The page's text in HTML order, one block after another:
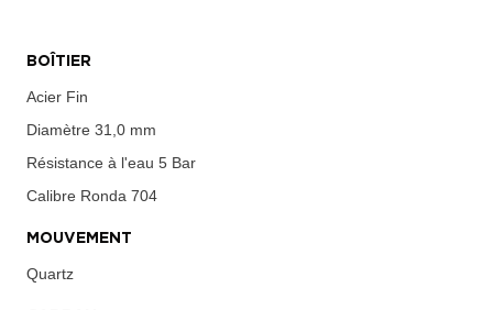
BOÎTIER
Acier Fin
Diamètre 31,0 mm
Résistance à l'eau 5 Bar
Calibre Ronda 704
MOUVEMENT
Quartz